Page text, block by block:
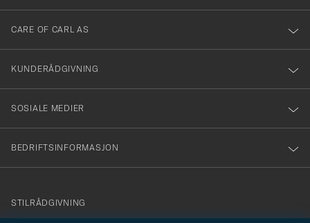
dig
till
vårt
nyhetsbrev!
CARE OF CARL AS
KUNDERÅDGIVNING
SOSIALE MEDIER
BEDRIFTSINFORMASJON
info@careofcarl.no
STILRÅDGIVNING